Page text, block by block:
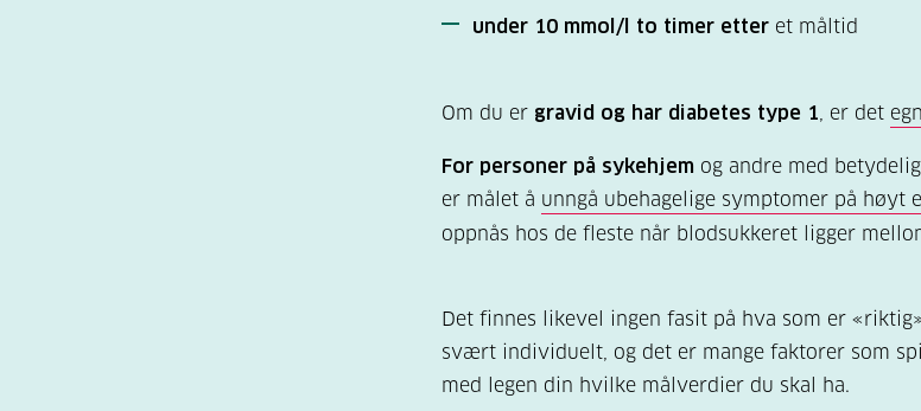
under 10 mmol/l to timer etter et måltid
Om du er gravid og har diabetes type 1, er det
For personer på sykehjem og andre med
er målet å unngå ubehagelige symptomer på høyt
oppnås hos de fleste når blodsukkeret ligger
Det finnes likevel ingen fasit på hva som er
svært individuelt, og det er mange faktorer som
med legen din hvilke målverdier du skal ha.